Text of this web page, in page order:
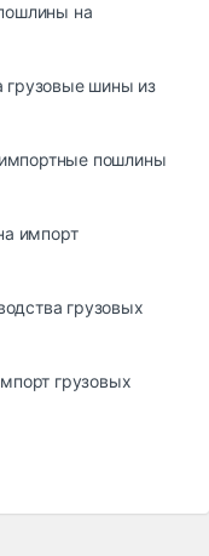
на
шины из
пошлины
импорт
грузовых
грузовых